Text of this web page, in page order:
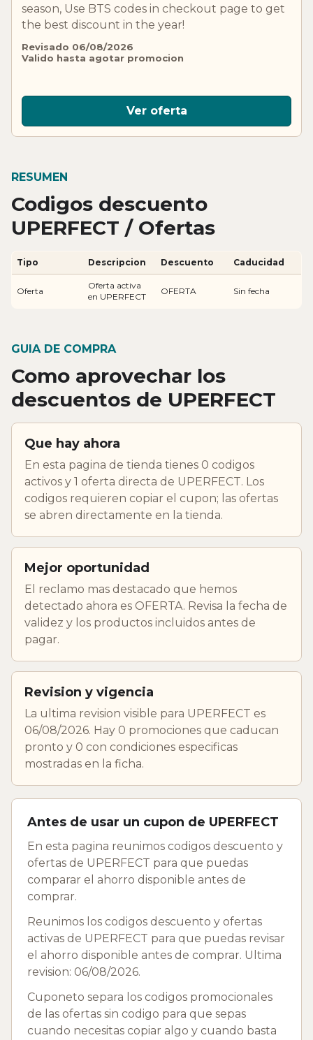
season, Use BTS codes in checkout page to get
the best discount in the year!
Revisado 06/08/2026
Valido hasta agotar promocion
Ver oferta
RESUMEN
Codigos descuento
UPERFECT / Ofertas
Tipo Descripcion Descuento Caducidad
Oferta
Oferta activa
en UPERFECT
OFERTA Sin fecha
GUIA DE COMPRA
Como aprovechar los
descuentos de UPERFECT
Que hay ahora
En esta pagina de tienda tienes 0 codigos
activos y 1 oferta directa de UPERFECT. Los
codigos requieren copiar el cupon; las ofertas
se abren directamente en la tienda.
Mejor oportunidad
El reclamo mas destacado que hemos
detectado ahora es OFERTA. Revisa la fecha de
validez y los productos incluidos antes de
pagar.
Revision y vigencia
La ultima revision visible para UPERFECT es
06/08/2026. Hay 0 promociones que caducan
pronto y 0 con condiciones especificas
mostradas en la ficha.
Antes de usar un cupon de UPERFECT
En esta pagina reunimos codigos descuento y
ofertas de UPERFECT para que puedas
comparar el ahorro disponible antes de
comprar.
Reunimos los codigos descuento y ofertas
activas de UPERFECT para que puedas revisar
el ahorro disponible antes de comprar. Ultima
revision: 06/08/2026.
Cuponeto separa los codigos promocionales
de las ofertas sin codigo para que sepas
cuando necesitas copiar algo y cuando basta